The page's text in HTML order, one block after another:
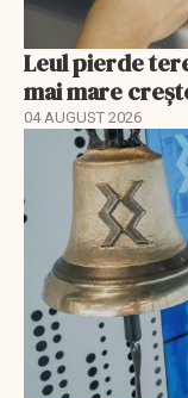
Leul pierde
mai mare
04 AUGUST 2026